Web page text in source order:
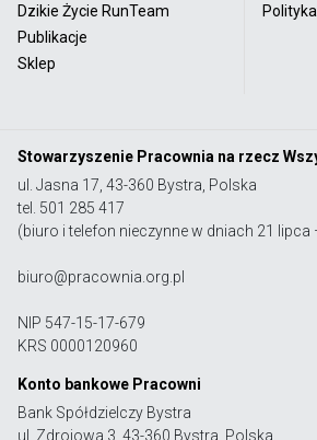
Dzikie Życie RunTeam
Publikacje
Sklep
Stowarzyszenie Pracownia na rzecz
ul. Jasna 17, 43-360 Bystra, Polska
tel. 501 285 417
(biuro i telefon nieczynne w dniach 21 lipca
biuro@pracownia.org.pl
NIP 547-15-17-679
KRS 0000120960
Konto bankowe Pracowni
Bank Spółdzielczy Bystra
ul. Zdrojowa 3, 43-360 Bystra, Polska